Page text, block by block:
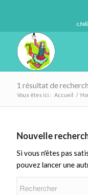
1 résultat de
Vous êtes ici : Accueil /
Nouvelle
Si vous n'êtes pas
pouvez lancer une